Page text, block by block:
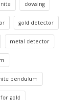
dowsing
gold detector
metal detector
pendulum
gold